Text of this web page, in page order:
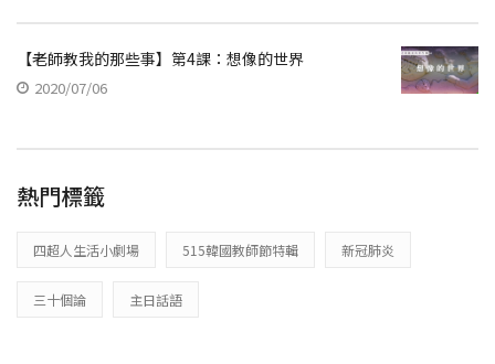
【老師教我的那些事】第4課：想像的世界
2020/07/06
熱門標籤
四超人生活小劇場 515韓國教師節特輯 新冠肺炎
三十個論 主日話語